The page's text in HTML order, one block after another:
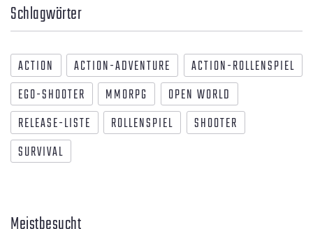
Schlagwörter
ACTION ACTION-ADVENTURE
ACTION-ROLLENSPIEL
EGO-SHOOTER
MMORPG
OPEN WORLD
RELEASE-LISTE
ROLLENSPIEL
SHOOTER
SURVIVAL